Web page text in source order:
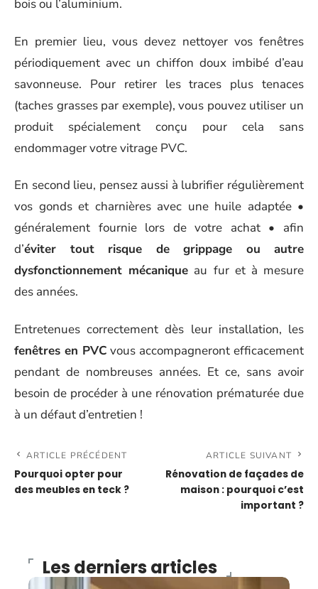
bois ou l’aluminium.
En premier lieu, vous devez nettoyer vos fenêtres
périodiquement avec un chiffon doux imbibé d’eau
savonneuse. Pour retirer les traces plus tenaces
(taches grasses par exemple), vous pouvez utiliser un
produit spécialement conçu pour cela sans
endommager votre vitrage PVC.
En second lieu, pensez aussi à lubrifier régulièrement
vos gonds et charnières avec une huile adaptée •
généralement fournie lors de votre achat • afin
d’éviter tout risque de grippage ou autre
dysfonctionnement mécanique au fur et à mesure
des années.
Entretenues correctement dès leur installation, les
fenêtres en PVC vous accompagneront efficacement
pendant de nombreuses années. Et ce, sans avoir
besoin de procéder à une rénovation prématurée due
à un défaut d’entretien !
ARTICLE PRÉCÉDENT
Pourquoi opter pour
des meubles en teck ?
ARTICLE SUIVANT
Rénovation de façades de
maison : pourquoi c’est
important ?
Les derniers articles